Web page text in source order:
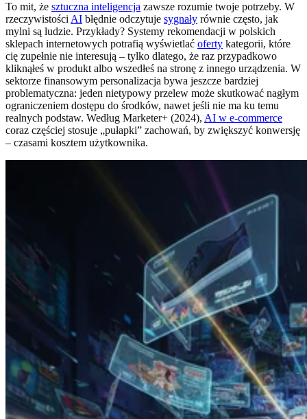
To mit, że sztuczna inteligencja zawsze rozumie twoje potrzeby. W
rzeczywistości AI błędnie odczytuje sygnały równie często, jak
mylni są ludzie. Przykłady? Systemy rekomendacji w polskich
sklepach internetowych potrafią wyświetlać oferty kategorii, które
cię zupełnie nie interesują – tylko dlatego, że raz przypadkowo
kliknąłeś w produkt albo wszedłeś na stronę z innego urządzenia. W
sektorze finansowym personalizacja bywa jeszcze bardziej
problematyczna: jeden nietypowy przelew może skutkować nagłym
ograniczeniem dostępu do środków, nawet jeśli nie ma ku temu
realnych podstaw. Według Marketer+ (2024), AI w e-commerce
coraz częściej stosuje „pułapki” zachowań, by zwiększyć konwersję
– czasami kosztem użytkownika.